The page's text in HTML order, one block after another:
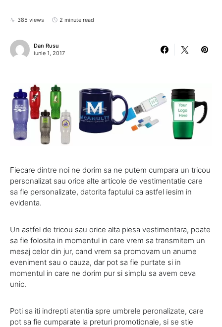
385 views 2 minute read
Dan Rusu
iunie 1, 2017
Fiecare dintre noi ne dorim sa ne putem cumpara un tricou
personalizat sau orice alte articole de vestimentatie care
sa fie personalizate, datorita faptului ca astfel iesim in
evidenta.
Un astfel de tricou sau orice alta piesa vestimentara, poate
sa fie folosita in momentul in care vrem sa transmitem un
mesaj celor din jur, cand vrem sa promovam un anume
eveniment sau o cauza, dar pot sa fie purtate si in
momentul in care ne dorim pur si simplu sa avem ceva
unic.
Poti sa iti indrepti atentia spre umbrele peronalizate, care
pot sa fie cumparate la preturi promotionale, si se stie